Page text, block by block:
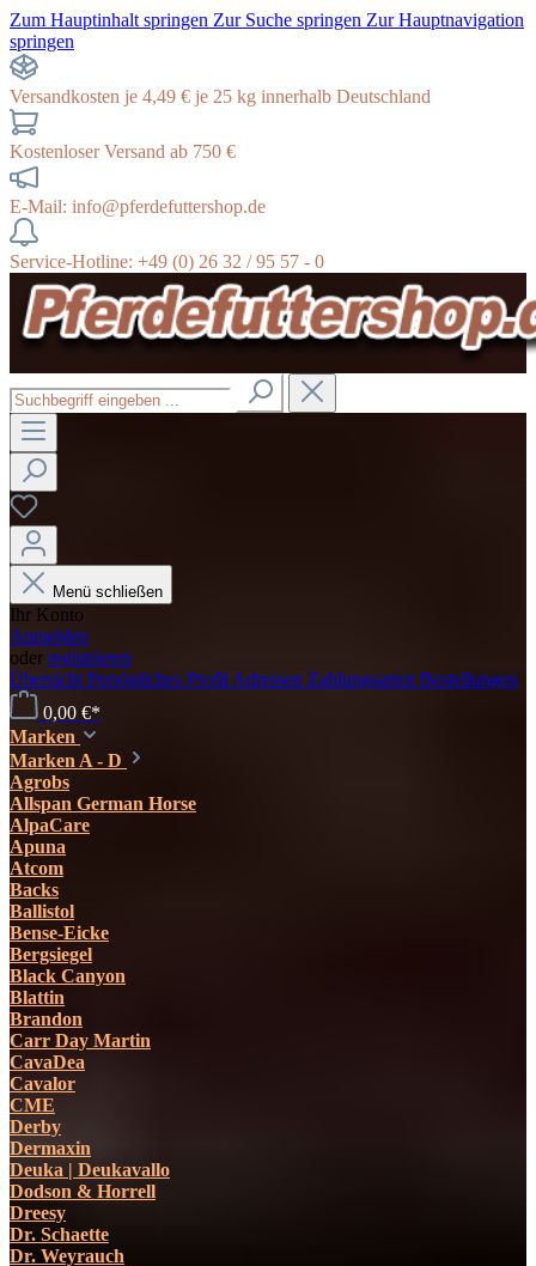
Zum Hauptinhalt springen Zur Suche springen Zur Hauptnavigation
springen
Versandkosten je 4,49 € je 25 kg innerhalb Deutschland
Kostenloser Versand ab 750 €
E-Mail: info@pferdefuttershop.de
Service-Hotline: +49 (0) 26 32 / 95 57 - 0
Menü schließen
Ihr Konto
Anmelden
oder registrieren
Übersicht Persönliches Profil Adressen Zahlungsarten Bestellungen
0,00 €*
Marken
Marken A - D
Agrobs
Allspan German Horse
AlpaCare
Apuna
Atcom
Backs
Ballistol
Bense-Eicke
Bergsiegel
Black Canyon
Blattin
Brandon
Carr Day Martin
CavaDea
Cavalor
CME
Derby
Dermaxin
Deuka | Deukavallo
Dodson & Horrell
Dreesy
Dr. Schaette
Dr. Weyrauch